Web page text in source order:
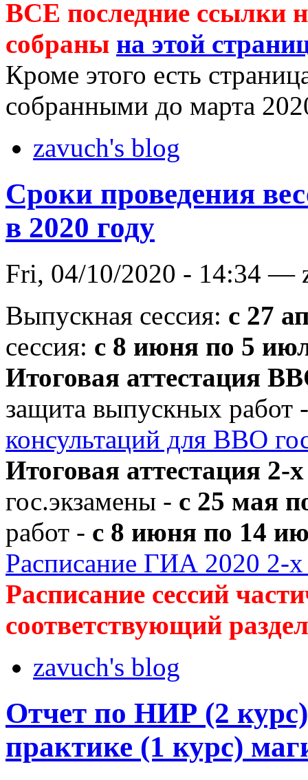
ВСЕ последние ссылки
собраны на этой
Кроме этого есть
собранными до марта
zavuch's blog
Сроки проведения
в 2020 году
Fri, 04/10/2020 - 14:34 —
Выпускная сессия: с 27
сессия: с 8 июня по 5
Итоговая аттестация
защита выпускных работ
консультаций для ВВО
Итоговая аттестация 2-
гос.экзамены - с 25 мая
работ - с 8 июня по 14
Расписание ГИА 2020 2-х
Расписание сессий
соответствующий
zavuch's blog
Отчет по НИР (2
практике (1 курс)